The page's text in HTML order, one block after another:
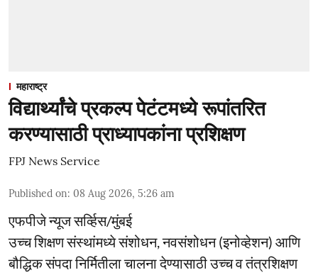
महाराष्ट्र
विद्यार्थ्यांचे प्रकल्प पेटंटमध्ये रूपांतरित
करण्यासाठी प्राध्यापकांना प्रशिक्षण
FPJ News Service
Published on: 08 Aug 2026, 5:26 am
एफपीजे न्यूज सर्व्हिस/मुंबई
उच्च शिक्षण संस्थांमध्ये संशोधन, नवसंशोधन (इनोव्हेशन) आणि
बौद्धिक संपदा निर्मितीला चालना देण्यासाठी उच्च व तंत्रशिक्षण